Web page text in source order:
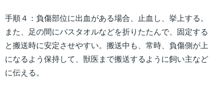
手順４：負傷部位に出血がある場合、止血し、挙上する。
また、足の間にバスタオルなどを折りたたんで、固定する
と搬送時に安定させやすい。搬送中も、常時、負傷側が上
になるよう保持して、獣医まで搬送するように飼い主など
に伝える。